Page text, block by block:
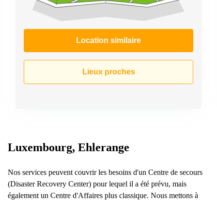
Location similaire
Lieux proches
Luxembourg, Ehlerange
Nos services peuvent couvrir les besoins d'un Centre de secours
(Disaster Recovery Center) pour lequel il a été prévu, mais
également un Centre d'Affaires plus classique. Nous mettons à